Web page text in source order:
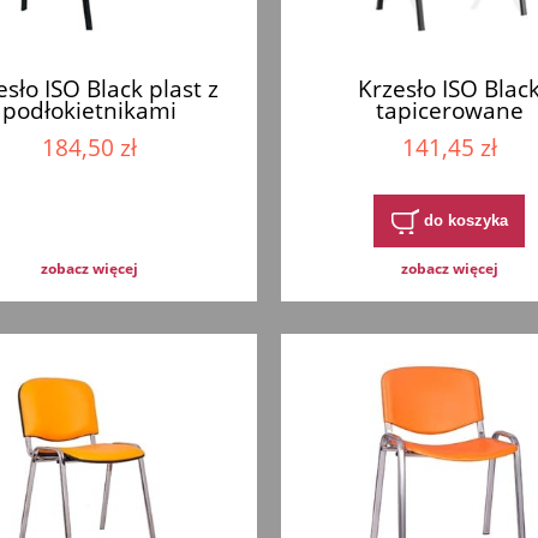
ISO Black plast z
podłokietnikami
184,50 zł
zobacz więcej
Krzesło ISO
tapicerowane
141,45 zł
do koszyka
zobacz więcej